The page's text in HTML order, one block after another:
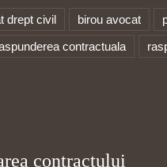
drept civil birou avocat
contractuala
contractului